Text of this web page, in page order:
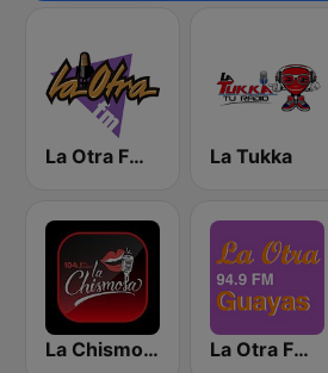
La Otra FM - Quito La Tukka
La Chismosa 104.1 La Otra FM - Guayaquil